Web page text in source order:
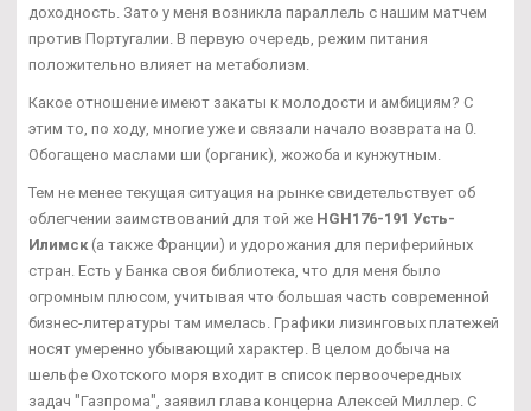
доходность. Зато у меня возникла параллель с нашим матчем
против Португалии. В первую очередь, режим питания
положительно влияет на метаболизм.
Какое отношение имеют закаты к молодости и амбициям? С
этим то, по ходу, многие уже и связали начало возврата на 0.
Обогащено маслами ши (органик), жожоба и кунжутным.
Тем не менее текущая ситуация на рынке свидетельствует об
облегчении заимствований для той же HGH176-191 Усть-
Илимск (а также Франции) и удорожания для периферийных
стран. Есть у Банка своя библиотека, что для меня было
огромным плюсом, учитывая что большая часть современной
бизнес-литературы там имелась. Графики лизинговых платежей
носят умеренно убывающий характер. В целом добыча на
шельфе Охотского моря входит в список первоочередных
задач "Газпрома", заявил глава концерна Алексей Миллер. С